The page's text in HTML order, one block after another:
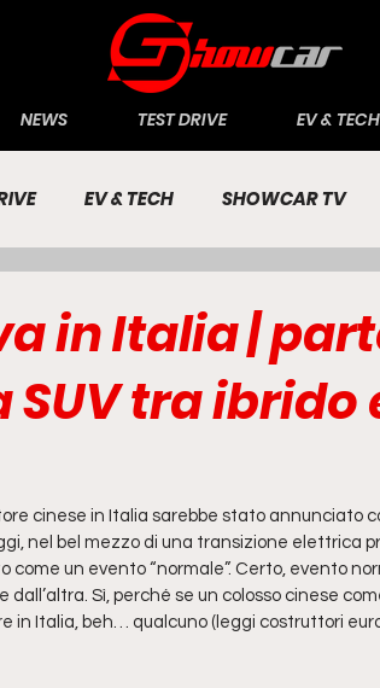
NEWS TEST DRIVE EV & TECH
EV & TECH SHOWCAR TV
in Italia |
SUV tra ibrido
cinese in Italia sarebbe stato annunciato
nel bel mezzo di una transizione elettrica
come un evento “normale”. Certo, evento
Sì, perché se un colosso cinese
in Italia, beh… qualcuno (leggi costruttori